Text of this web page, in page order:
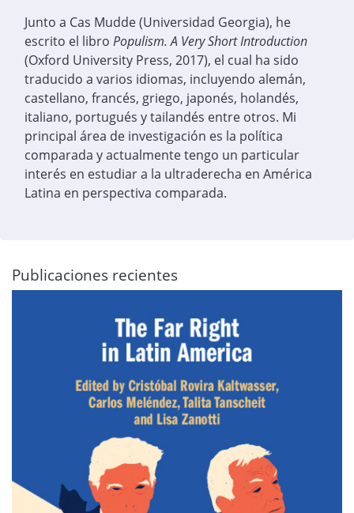
Junto a Cas Mudde (Universidad Georgia), he
escrito el libro Populism. A Very Short Introduction
(Oxford University Press, 2017), el cual ha sido
traducido a varios idiomas, incluyendo alemán,
castellano, francés, griego, japonés, holandés,
italiano, portugués y tailandés entre otros. Mi
principal área de investigación es la política
comparada y actualmente tengo un particular
interés en estudiar a la ultraderecha en América
Latina en perspectiva comparada.
Publicaciones recientes